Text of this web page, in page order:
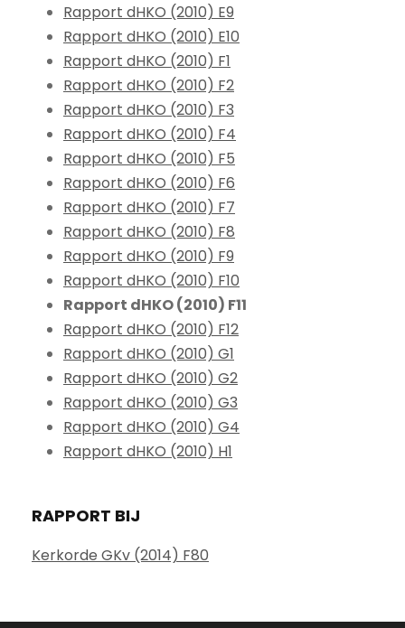
Rapport dHKO (2010) E9
Rapport dHKO (2010) E10
Rapport dHKO (2010) F1
Rapport dHKO (2010) F2
Rapport dHKO (2010) F3
Rapport dHKO (2010) F4
Rapport dHKO (2010) F5
Rapport dHKO (2010) F6
Rapport dHKO (2010) F7
Rapport dHKO (2010) F8
Rapport dHKO (2010) F9
Rapport dHKO (2010) F10
Rapport dHKO (2010) F11
Rapport dHKO (2010) F12
Rapport dHKO (2010) G1
Rapport dHKO (2010) G2
Rapport dHKO (2010) G3
Rapport dHKO (2010) G4
Rapport dHKO (2010) H1
RAPPORT BIJ
Kerkorde GKv (2014) F80